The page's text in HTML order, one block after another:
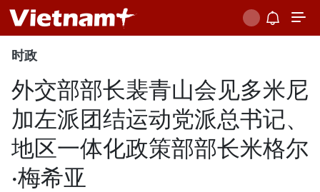
时政
外交部部长裴青山会见多米尼
加左派团结运动党派总书记、
地区一体化政策部部长米格尔
·梅希亚